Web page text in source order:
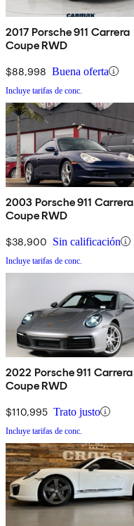
2017 Porsche 911 Carrera
Coupe RWD
$88,998 Buena oferta
Incluye tarifas de conc.
2003 Porsche 911 Carrera
Coupe RWD
$38,900 Sin calificación
Incluye tarifas de conc.
2022 Porsche 911 Carrera
Coupe RWD
$110,995 Trato justo
Incluye tarifas de conc.